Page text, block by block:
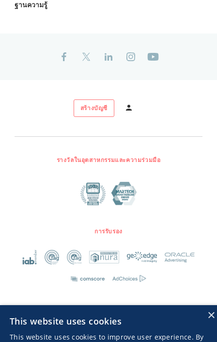
ฐานความรู้
สร้างบัญชี
รางวัลในอุตสาหกรรมและความร่วมมือ
Advertisers TOS นโยบายความเป็นส่วนตัว
การรับรอง
×
This website uses cookies
This website uses cookies to improve user experience. By